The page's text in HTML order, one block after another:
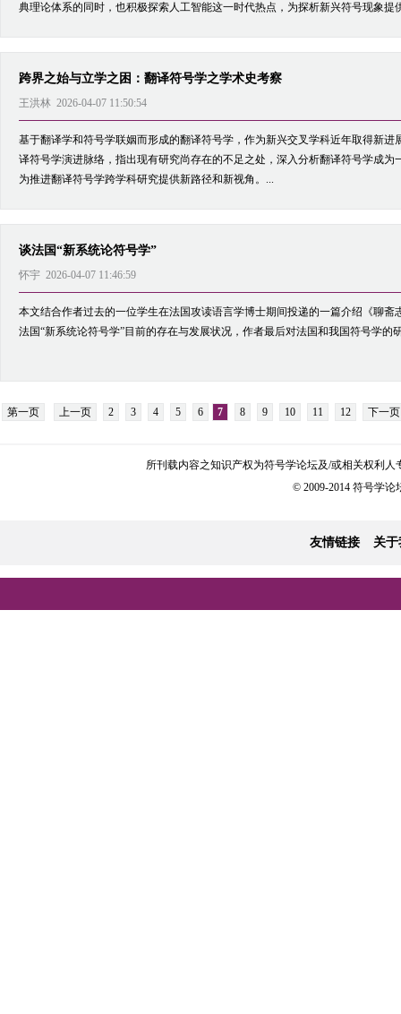
典理论体系的同时，也积极探索人工智能这一时代热点，为探析新兴符号现象提
跨界之始与立学之困：翻译符号学之学术史考察
王洪林 2026-04-07 11:50:54
基于翻译学和符号学联姻而形成的翻译符号学，作为新兴交叉学科近年取得新
译符号学演进脉络，指出现有研究尚存在的不足之处，深入分析翻译符号学成
为推进翻译符号学跨学科研究提供新路径和新视角。...
谈法国“新系统论符号学”
怀宇 2026-04-07 11:46:59
本文结合作者过去的一位学生在法国攻读语言学博士期间投递的一篇介绍《聊
法国“新系统论符号学”目前的存在与发展状况，作者最后对法国和我国符号学的
第一页 上一页 2 3 4 5 6 7 8 9 10 11 12 下一页
所刊载内容之知识产权为符号学论坛及/或相关权利
© 2009-2014 符号学论
友情链接 关于